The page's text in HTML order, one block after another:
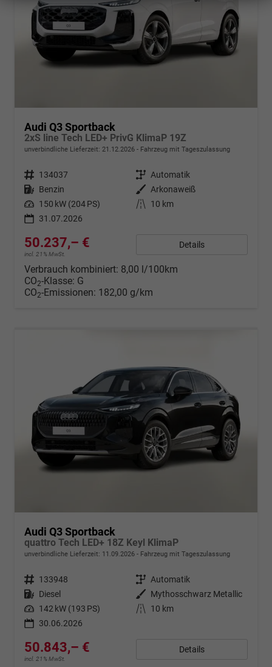
Audi Q3 Sportback
2xS line Tech LED+ PrivG KlimaP 19Z
unverbindliche Lieferzeit: 21.12.2026 Fahrzeug mit Tageszulassung
Fahrzeugnr. 134037 Getriebe Automatik
Kraftstoff Benzin Außenfarbe Arkonaweiß
Leistung 150 kW (204 PS) Kilometerstand
10 km
31.07.2026
50.237,– €
incl. 21% MwSt.
Details
Verbrauch kombiniert: 8,00 l/100km
CO2-Klasse: G
CO2-Emissionen: 182,00 g/km
Audi Q3 Sportback
quattro Tech LED+ 18Z Keyl KlimaP
unverbindliche Lieferzeit: 11.09.2026 Fahrzeug mit Tageszulassung
Fahrzeugnr. 133948 Getriebe Automatik
Kraftstoff Diesel Außenfarbe Mythosschwarz Metallic
Leistung 142 kW (193 PS) Kilometerstand
10 km
30.06.2026
50.843,– €
incl. 21% MwSt.
Details